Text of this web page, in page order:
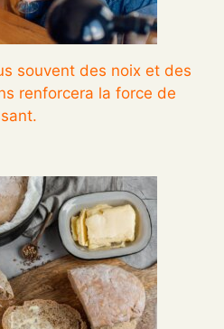
souvent des noix et des
renforcera la force de